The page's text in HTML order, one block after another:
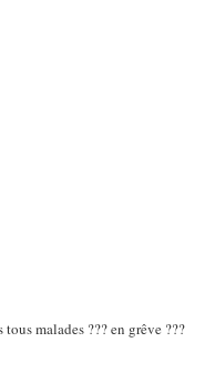
malades ??? en grêve ???